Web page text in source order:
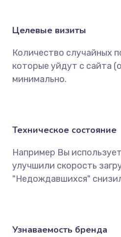
Целевые визиты
Количество случайных
которые уйдут с сайта
минимально.
Техническое состояние
Например Вы
улучшили скорость
"Недождавшихся"
Узнаваемость бренда